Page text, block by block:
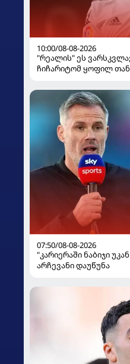
10:00/08-08-2026
"რეალის" ეს
ჩიჩარიტომ ყოფილ
07:50/08-08-2026
"კარიერაში ნაბიჯი
არჩევანი დაუწუნა